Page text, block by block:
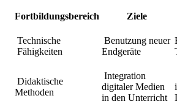
Fortbildungsbereich Ziele
Technische
Fähigkeiten
Benutzung neuer
Endgeräte
Didaktische
Methoden
Integration
digitaler Medien
in den Unterricht